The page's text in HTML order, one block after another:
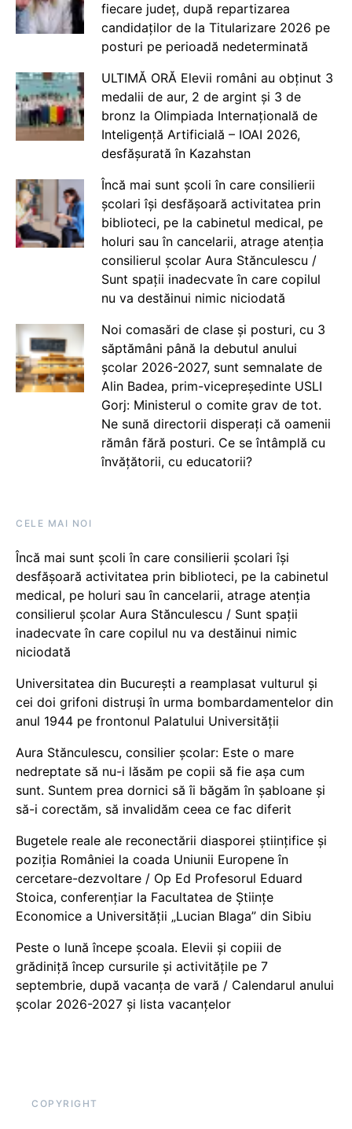
fiecare județ, după repartizarea
candidaților de la Titularizare 2026 pe
posturi pe perioadă nedeterminată
ULTIMĂ ORĂ Elevii români au obținut 3
medalii de aur, 2 de argint și 3 de
bronz la Olimpiada Internațională de
Inteligență Artificială – IOAI 2026,
desfășurată în Kazahstan
Încă mai sunt școli în care consilierii
școlari își desfășoară activitatea prin
biblioteci, pe la cabinetul medical, pe
holuri sau în cancelarii, atrage atenția
consilierul școlar Aura Stănculescu /
Sunt spații inadecvate în care copilul
nu va destăinui nimic niciodată
Noi comasări de clase și posturi, cu 3
săptămâni până la debutul anului
școlar 2026-2027, sunt semnalate de
Alin Badea, prim-vicepreședinte USLI
Gorj: Ministerul o comite grav de tot.
Ne sună directorii disperați că oamenii
rămân fără posturi. Ce se întâmplă cu
învățătorii, cu educatorii?
CELE MAI NOI
Încă mai sunt școli în care consilierii școlari își
desfășoară activitatea prin biblioteci, pe la cabinetul
medical, pe holuri sau în cancelarii, atrage atenția
consilierul școlar Aura Stănculescu / Sunt spații
inadecvate în care copilul nu va destăinui nimic
niciodată
Universitatea din București a reamplasat vulturul și
cei doi grifoni distruși în urma bombardamentelor din
anul 1944 pe frontonul Palatului Universității
Aura Stănculescu, consilier școlar: Este o mare
nedreptate să nu-i lăsăm pe copii să fie așa cum
sunt. Suntem prea dornici să îi băgăm în șabloane și
să-i corectăm, să invalidăm ceea ce fac diferit
Bugetele reale ale reconectării diasporei științifice și
poziția României la coada Uniunii Europene în
cercetare-dezvoltare / Op Ed Profesorul Eduard
Stoica, conferențiar la Facultatea de Științe
Economice a Universității „Lucian Blaga” din Sibiu
Peste o lună începe școala. Elevii și copiii de
grădiniță încep cursurile și activitățile pe 7
septembrie, după vacanța de vară / Calendarul anului
școlar 2026-2027 și lista vacanțelor
COPYRIGHT